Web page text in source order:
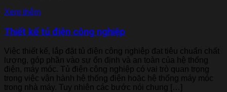
Xem thêm
Thiết kế tủ điện công nghiệp
Việc thiết kế, lắp đặt tủ điện công nghiệp đạt tiêu chuẩn chất
lượng, góp phần vào sự ổn định và an toàn của hệ thống
điện, máy móc. Tủ điện công nghiệp có vai trò quan trọng
trong việc vận hành hệ thống điện hoặc hệ thống máy móc
trong nhà máy. Tuy nhiên các bước nói chung […]